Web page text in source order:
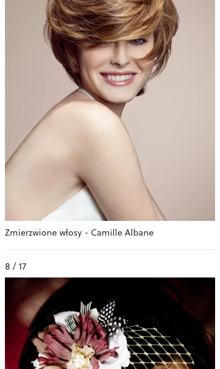
Zmierzwione włosy - Camille Albane
8 / 17